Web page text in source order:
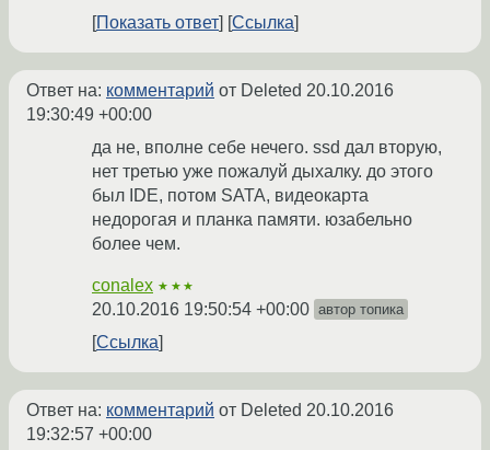
Показать ответ
Ссылка
Ответ на: комментарий от Deleted 20.10.2016
19:30:49 +00:00
да не, вполне себе нечего. ssd дал вторую,
нет третью уже пожалуй дыхалку. до этого
был IDE, потом SATA, видеокарта
недорогая и планка памяти. юзабельно
более чем.
conalex ★★★
20.10.2016 19:50:54 +00:00 автор топика
Ссылка
Ответ на: комментарий от Deleted 20.10.2016
19:32:57 +00:00